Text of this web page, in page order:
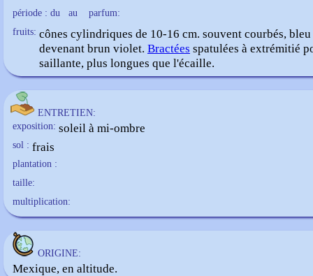
période : du
au
parfum:
fruits: cônes cylindriques de 10-16 cm. souvent courbés,
devenant brun violet. Bractées spatulées à extrémitié
saillante, plus longues que l'écaille.
ENTRETIEN:
exposition: soleil à mi-ombre
sol : frais
plantation :
taille:
multiplication:
ORIGINE:
Mexique, en altitude.